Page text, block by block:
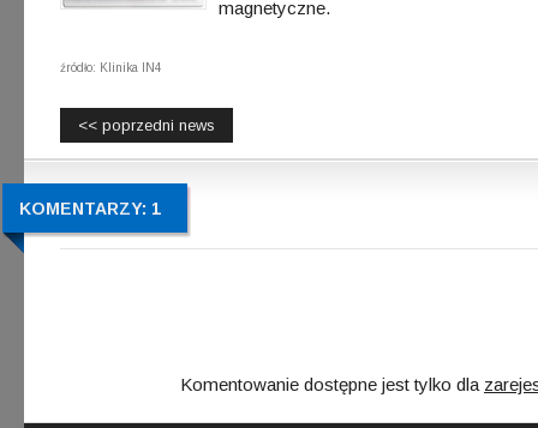
magnetyczne.
źródło: Klinika IN4
<< poprzedni news
KOMENTARZY: 1
Komentowanie dostępne jest tylko dla